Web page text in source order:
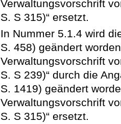
Verwaltungsvorschrift
S. S 315)“ ersetzt.
In Nummer 5.1.4 wird
S. 458) geändert
Verwaltungsvorschrift
S. S 239)“ durch die
S. 1419) geändert
Verwaltungsvorschrift
S. S 315)“ ersetzt.